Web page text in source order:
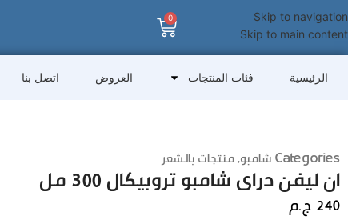
Skip to navigation
Skip to main content
0
الرئيسية فئات المنتجات العروض اتصل بنا
Categoriesشامبو,منتجات بالشعر
ان ليفن دراى شامبو تروبيكال 300 مل
240ج.م